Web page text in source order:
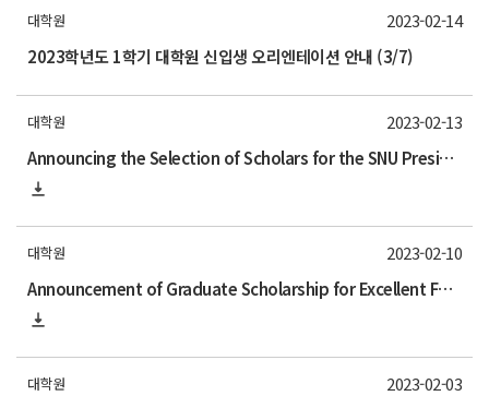
대학원
2023학년도 1학기 대학원 신입생 오리엔테이션 안내 (3/7)
2023-02-14
대학원
Announcing the Selection of Scholars for the SNU President Fellowship(SPF) for the fall semester of the 2023
2023-02-13
대학원
Announcement of Graduate Scholarship for Excellent Foreign Students (GSFS) for Fall 2023
2023-02-10
대학원 2023-02-03